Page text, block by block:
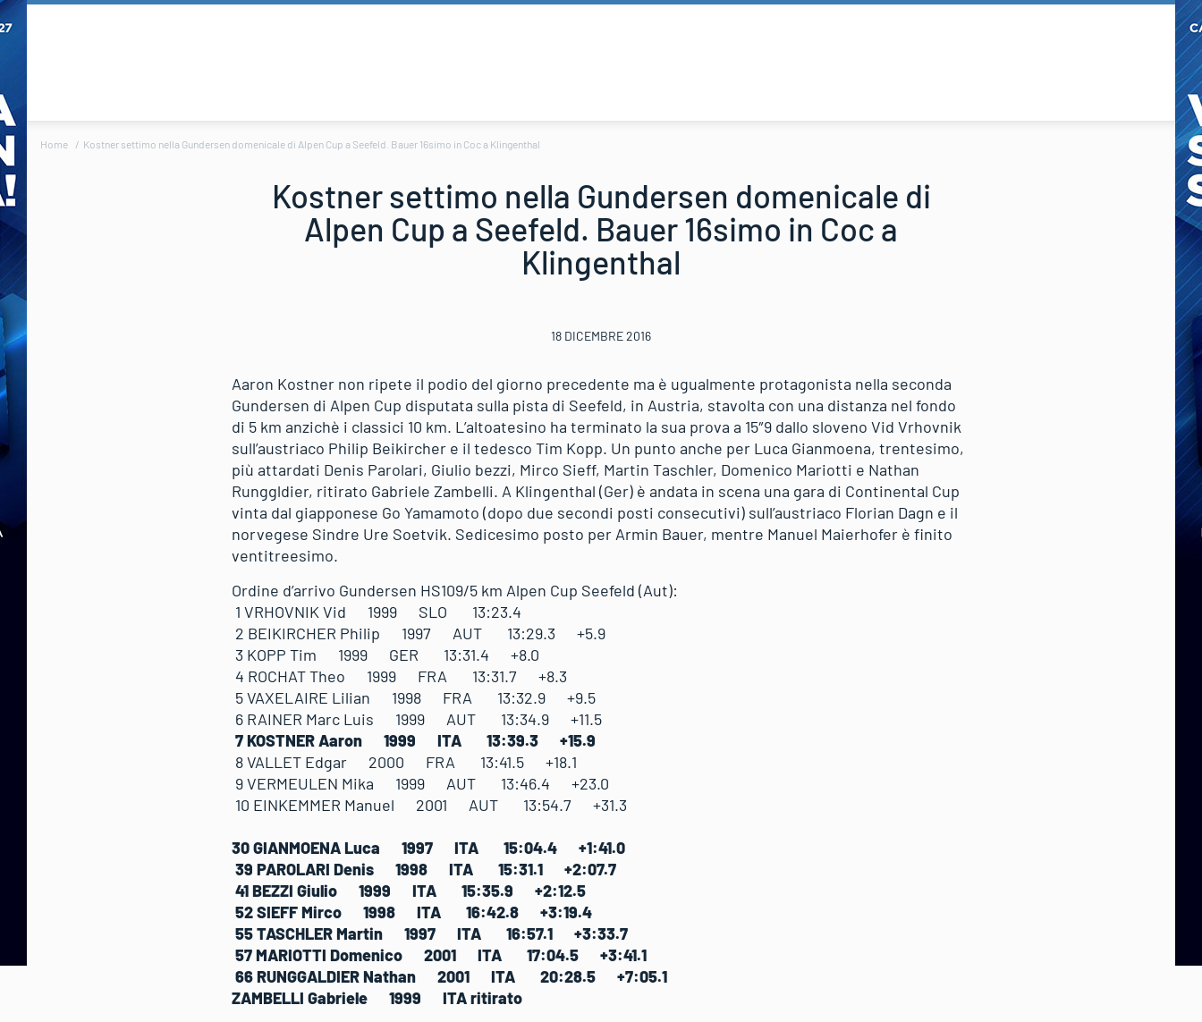
Home Kostner settimo nella Gundersen domenicale di Alpen Cup a Seefeld. Bauer 16simo in Coc a Klingenthal
Kostner settimo nella Gundersen domenicale di
Alpen Cup a Seefeld. Bauer 16simo in Coc a
Klingenthal
18 DICEMBRE 2016
Aaron Kostner non ripete il podio del giorno precedente ma è ugualmente protagonista nella seconda
Gundersen di Alpen Cup disputata sulla pista di Seefeld, in Austria, stavolta con una distanza nel fondo
di 5 km anzichè i classici 10 km. L’altoatesino ha terminato la sua prova a 15″9 dallo sloveno Vid Vrhovnik
sull’austriaco Philip Beikircher e il tedesco Tim Kopp. Un punto anche per Luca Gianmoena, trentesimo,
più attardati Denis Parolari, Giulio bezzi, Mirco Sieff, Martin Taschler, Domenico Mariotti e Nathan
Runggldier, ritirato Gabriele Zambelli. A Klingenthal (Ger) è andata in scena una gara di Continental Cup
vinta dal giapponese Go Yamamoto (dopo due secondi posti consecutivi) sull’austriaco Florian Dagn e il
norvegese Sindre Ure Soetvik. Sedicesimo posto per Armin Bauer, mentre Manuel Maierhofer è finito
ventitreesimo.
Ordine d’arrivo Gundersen HS109/5 km Alpen Cup Seefeld (Aut):
1 VRHOVNIK Vid 1999 SLO 13:23.4
2 BEIKIRCHER Philip 1997 AUT 13:29.3 +5.9
3 KOPP Tim 1999 GER 13:31.4 +8.0
4 ROCHAT Theo 1999 FRA 13:31.7 +8.3
5 VAXELAIRE Lilian 1998 FRA 13:32.9 +9.5
6 RAINER Marc Luis 1999 AUT 13:34.9 +11.5
7 KOSTNER Aaron 1999 ITA 13:39.3 +15.9
8 VALLET Edgar 2000 FRA 13:41.5 +18.1
9 VERMEULEN Mika 1999 AUT 13:46.4 +23.0
10 EINKEMMER Manuel 2001 AUT 13:54.7 +31.3
30 GIANMOENA Luca 1997 ITA 15:04.4 +1:41.0
39 PAROLARI Denis 1998 ITA 15:31.1 +2:07.7
41 BEZZI Giulio 1999 ITA 15:35.9 +2:12.5
52 SIEFF Mirco 1998 ITA 16:42.8 +3:19.4
55 TASCHLER Martin 1997 ITA 16:57.1 +3:33.7
57 MARIOTTI Domenico 2001 ITA 17:04.5 +3:41.1
66 RUNGGALDIER Nathan 2001 ITA 20:28.5 +7:05.1
ZAMBELLI Gabriele 1999 ITA ritirato